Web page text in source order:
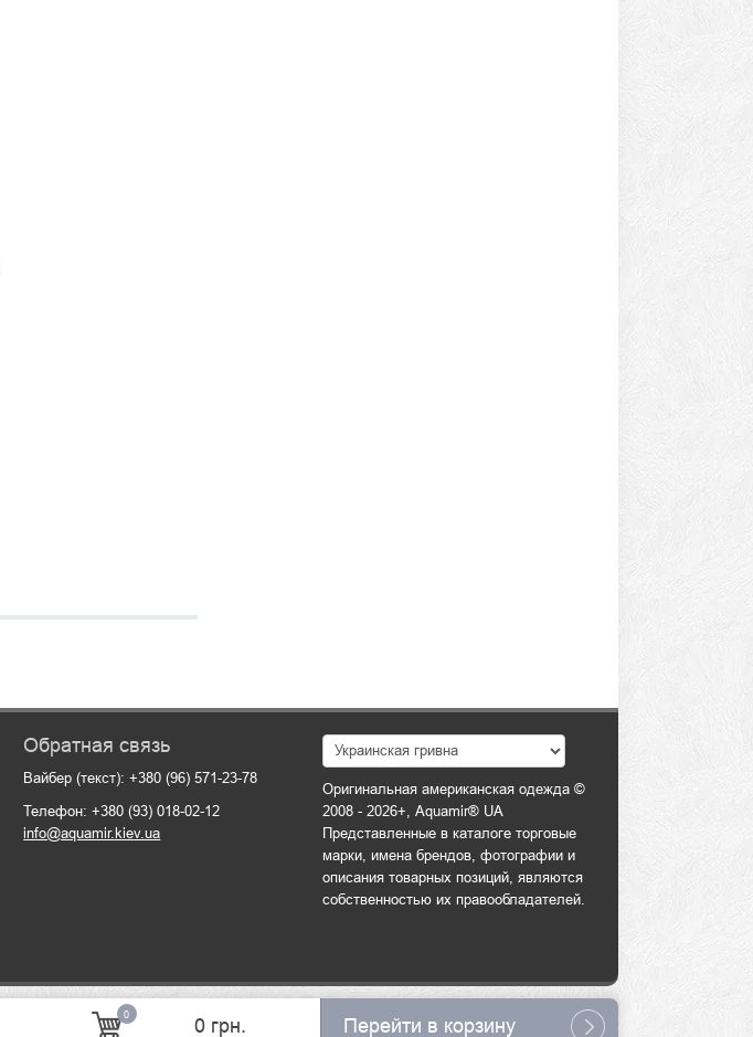
Обратная связь
Вайбер (текст): +380 (96) 571-23-78
Телефон: +380 (93) 018-02-12
info@aquamir.kiev.ua
Оригинальная американская одежда ©
2008 - 2026+, Aquamir® UA
Представленные в каталоге торговые
марки, имена брендов, фотографии и
описания товарных позиций, являются
собственностью их правообладателей.
0 0 грн. Перейти в корзину